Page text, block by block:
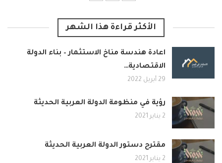
الأكثر قراءة هذا الشهر
اعادة هندسة مناخ الاستثمار – بناء الدولة
الاقتصادية…
29 أبريل 2022
رؤية في منظومة الدولة العربية الحديثة
2 يناير 2021
مقترح دستور الدولة العربية الحديثة
2 يناير 2021